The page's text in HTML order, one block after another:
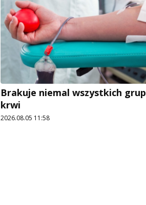
Brakuje niemal wszystkich grup
krwi
2026.08.05 11:58